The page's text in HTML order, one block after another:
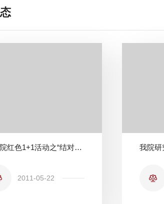
法学院红色1+1活动之“结对共建”
2011-05-22